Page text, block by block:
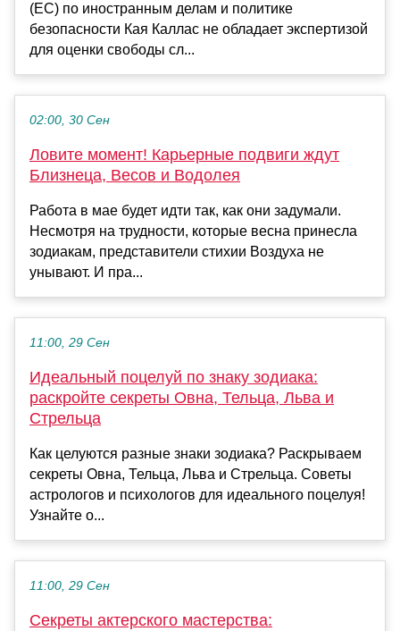
(ЕС) по иностранным делам и политике
безопасности Кая Каллас не обладает экспертизой
для оценки свободы сл...
02:00, 30 Сен
Ловите момент! Карьерные подвиги ждут
Близнеца, Весов и Водолея
Работа в мае будет идти так, как они задумали.
Несмотря на трудности, которые весна принесла
зодиакам, представители стихии Воздуха не
унывают. И пра...
11:00, 29 Сен
Идеальный поцелуй по знаку зодиака:
раскройте секреты Овна, Тельца, Льва и
Стрельца
Как целуются разные знаки зодиака? Раскрываем
секреты Овна, Тельца, Льва и Стрельца. Советы
астрологов и психологов для идеального поцелуя!
Узнайте о...
11:00, 29 Сен
Секреты актерского мастерства: